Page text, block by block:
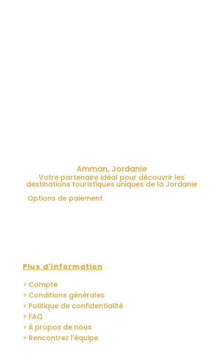
Amman, Jordanie
Votre partenaire idéal pour découvrir les
destinations touristiques uniques de la Jordanie
Options de paiement
Plus d'information
> Compte
> Conditions générales
> Politique de confidentialité
> FAQ
> À propos de nous
> Rencontrez l'équipe